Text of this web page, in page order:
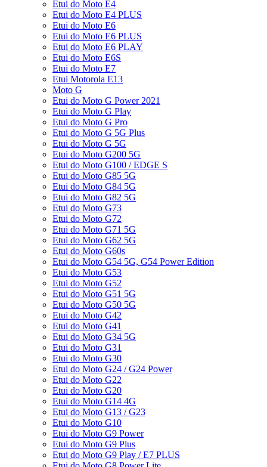
Etui do Moto E4
Etui do Moto E4 PLUS
Etui do Moto E6
Etui do Moto E6 PLUS
Etui do Moto E6 PLAY
Etui do Moto E6S
Etui do Moto E7
Etui Motorola E13
Moto G
Etui do Moto G Power 2021
Etui do Moto G Play
Etui do Moto G Pro
Etui do Moto G 5G Plus
Etui do Moto G 5G
Etui do Moto G200 5G
Etui do Moto G100 / EDGE S
Etui do Moto G85 5G
Etui do Moto G84 5G
Etui do Moto G82 5G
Etui do Moto G73
Etui do Moto G72
Etui do Moto G71 5G
Etui do Moto G62 5G
Etui do Moto G60s
Etui do Moto G54 5G, G54 Power Edition
Etui do Moto G53
Etui do Moto G52
Etui do Moto G51 5G
Etui do Moto G50 5G
Etui do Moto G42
Etui do Moto G41
Etui do Moto G34 5G
Etui do Moto G31
Etui do Moto G30
Etui do Moto G24 / G24 Power
Etui do Moto G22
Etui do Moto G20
Etui do Moto G14 4G
Etui do Moto G13 / G23
Etui do Moto G10
Etui do Moto G9 Power
Etui do Moto G9 Plus
Etui do Moto G9 Play / E7 PLUS